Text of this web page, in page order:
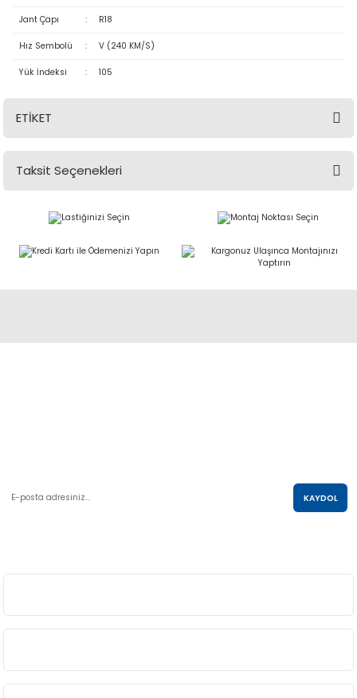
Jant Çapı : R18
Hız Sembolü : V (240 KM/S)
Yük İndeksi : 105
ETİKET
Taksit Seçenekleri
KAYDOL